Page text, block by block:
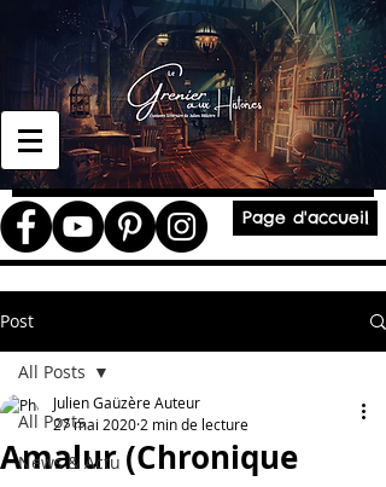
Page d'accueil
Post
All Posts
News & Actu
All Posts
Amalur (Chronique
Julien Gaüzère Auteur
27 mai 2020 2 min de lecture